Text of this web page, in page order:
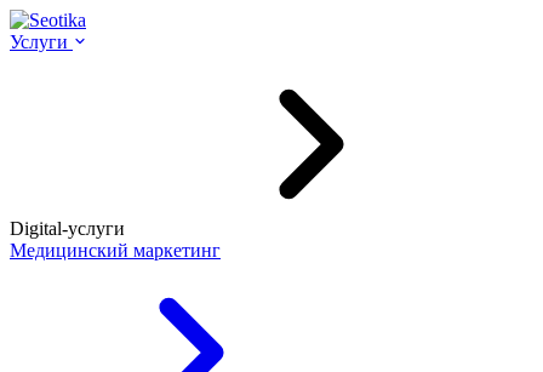
Услуги
Digital-услуги
Медицинский маркетинг